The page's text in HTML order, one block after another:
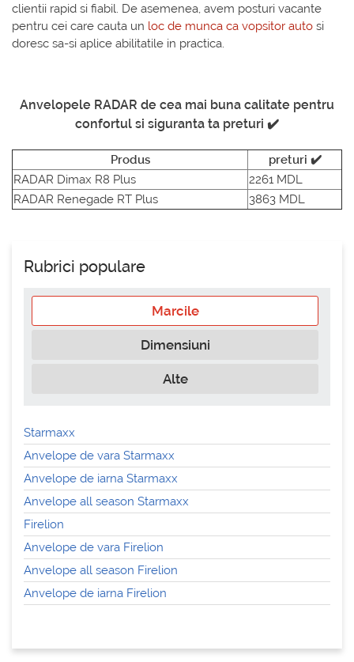
clientii rapid si fiabil. De asemenea, avem posturi vacante
pentru cei care cauta un loc de munca ca vopsitor auto si
doresc sa-si aplice abilitatile in practica.
Anvelopele RADAR de cea mai buna calitate pentru
confortul si siguranta ta preturi ✔️
Produs
preturi ✔️
RADAR Dimax R8 Plus
2261 MDL
RADAR Renegade RT Plus
3863 MDL
Rubrici populare
Marcile
Dimensiuni
Alte
Starmaxx
Anvelope de vara Starmaxx
Anvelope de iarna Starmaxx
Anvelope all season Starmaxx
Firelion
Anvelope de vara Firelion
Anvelope all season Firelion
Anvelope de iarna Firelion